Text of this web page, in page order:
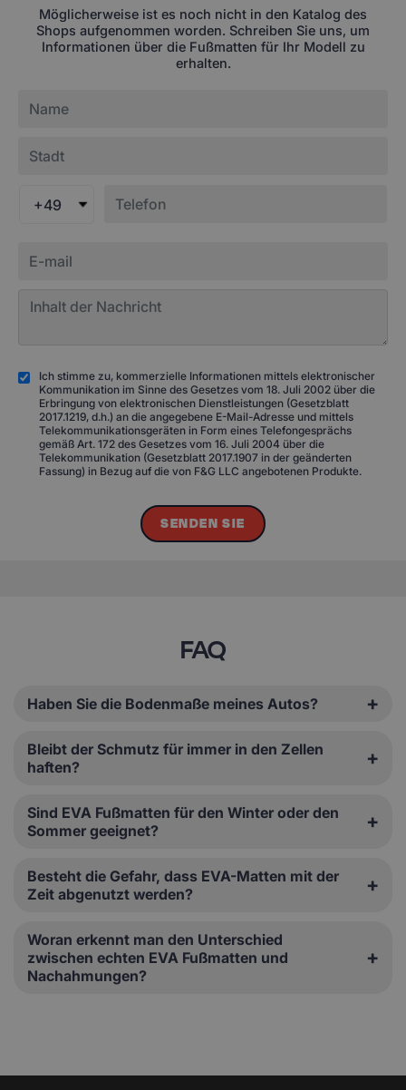
Möglicherweise ist es noch nicht in den Katalog des
Shops aufgenommen worden. Schreiben Sie uns, um
Informationen über die Fußmatten für Ihr Modell zu
erhalten.
+49
Ich stimme zu, kommerzielle Informationen mittels elektronischer
Kommunikation im Sinne des Gesetzes vom 18. Juli 2002 über die
Erbringung von elektronischen Dienstleistungen (Gesetzblatt
2017.1219, d.h.) an die angegebene E-Mail-Adresse und mittels
Telekommunikationsgeräten in Form eines Telefongesprächs
gemäß Art. 172 des Gesetzes vom 16. Juli 2004 über die
Telekommunikation (Gesetzblatt 2017.1907 in der geänderten
Fassung) in Bezug auf die von F&G LLC angebotenen Produkte.
SENDEN SIE
FAQ
Haben Sie die Bodenmaße meines Autos?
Bleibt der Schmutz für immer in den Zellen
haften?
Sind EVA Fußmatten für den Winter oder den
Sommer geeignet?
Besteht die Gefahr, dass EVA-Matten mit der
Zeit abgenutzt werden?
Woran erkennt man den Unterschied
zwischen echten EVA Fußmatten und
Nachahmungen?